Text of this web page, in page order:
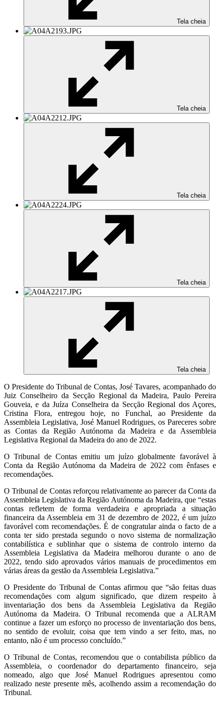
Tela cheia
Tela cheia
Tela cheia
Tela cheia
Tela cheia
O Presidente do Tribunal de Contas, José Tavares, acompanhado do
Juiz Conselheiro da Secção Regional da Madeira, Paulo Pereira
Gouveia, e da Juíza Conselheira da Secção Regional dos Açores,
Cristina Flora, entregou hoje, no Funchal, ao Presidente da
Assembleia Legislativa, José Manuel Rodrigues, os Pareceres sobre
as Contas da Região Autónoma da Madeira e da Assembleia
Legislativa Regional da Madeira do ano de 2022.
O Tribunal de Contas emitiu um juízo globalmente favorável à
Conta da Região Autónoma da Madeira de 2022 com ênfases e
recomendações.
O Tribunal de Contas reforçou relativamente ao parecer da Conta da
Assembleia Legislativa da Região Autónoma da Madeira, que “estas
contas refletem de forma verdadeira e apropriada a situação
financeira da Assembleia em 31 de dezembro de 2022, é um juízo
favorável com recomendações. É de congratular ainda o facto de a
conta ter sido prestada segundo o novo sistema de normalização
contabilística e sublinhar que o sistema de controlo interno da
Assembleia Legislativa da Madeira melhorou durante o ano de
2022, tendo sido aprovados vários manuais de procedimentos em
várias áreas da gestão da Assembleia Legislativa.”
O Presidente do Tribunal de Contas afirmou que “são feitas duas
recomendações com algum significado, que dizem respeito à
inventariação dos bens da Assembleia Legislativa da Região
Autónoma da Madeira. O Tribunal recomenda que a ALRAM
continue a fazer um esforço no processo de inventariação dos bens,
no sentido de evoluir, coisa que tem vindo a ser feito, mas, no
entanto, não é um processo concluído.”
O Tribunal de Contas, recomendou que o contabilista público da
Assembleia, o coordenador do departamento financeiro, seja
nomeado, algo que José Manuel Rodrigues apresentou como
realizado neste presente mês, acolhendo assim a recomendação do
Tribunal.